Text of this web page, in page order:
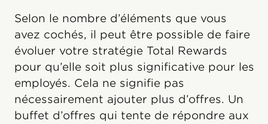
Selon le nombre d’éléments que vous
avez cochés, il peut être possible de faire
évoluer votre stratégie Total Rewards
pour qu’elle soit plus significative pour les
employés. Cela ne signifie pas
nécessairement ajouter plus d’offres. Un
buffet d’offres qui tente de répondre aux